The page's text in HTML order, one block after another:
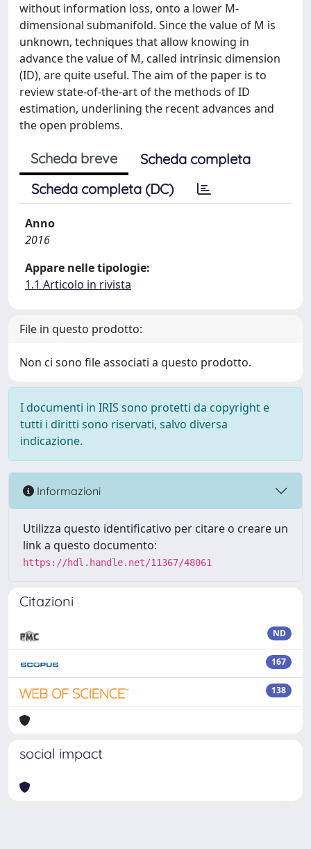
without information loss, onto a lower M-
dimensional submanifold. Since the value of M is
unknown, techniques that allow knowing in
advance the value of M, called intrinsic dimension
(ID), are quite useful. The aim of the paper is to
review state-of-the-art of the methods of ID
estimation, underlining the recent advances and
the open problems.
Scheda breve
Scheda completa
Scheda completa (DC)
Anno
2016
Appare nelle tipologie:
1.1 Articolo in rivista
File in questo prodotto:
Non ci sono file associati a questo prodotto.
I documenti in IRIS sono protetti da copyright e
tutti i diritti sono riservati, salvo diversa
indicazione.
Informazioni
Utilizza questo identificativo per citare o creare un
link a questo documento:
https://hdl.handle.net/11367/48061
Citazioni
ND
167
138
social impact